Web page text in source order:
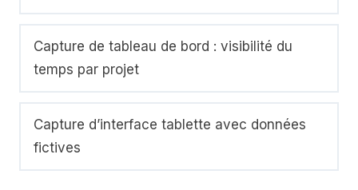
Capture de tableau de bord : visibilité du
temps par projet
Capture d’interface tablette avec données
fictives